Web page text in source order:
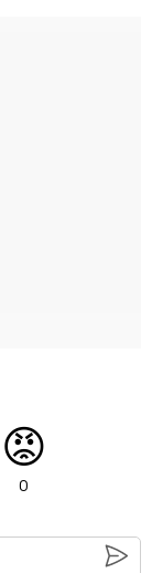
😡
0